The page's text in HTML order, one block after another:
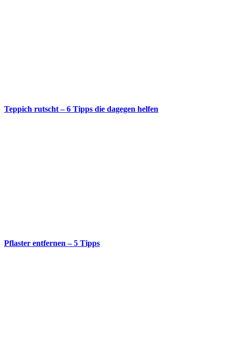
Teppich rutscht – 6 Tipps die dagegen helfen
Pflaster entfernen – 5 Tipps